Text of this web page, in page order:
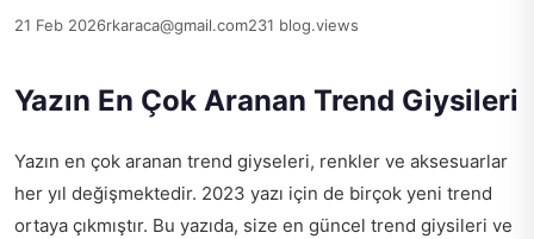
21 Feb 2026rkaraca@gmail.com231 blog.views
Yazın En Çok Aranan Trend Giysileri
Yazın en çok aranan trend giyseleri, renkler ve aksesuarlar
her yıl değişmektedir. 2023 yazı için de birçok yeni trend
ortaya çıkmıştır. Bu yazıda, size en güncel trend giysileri ve